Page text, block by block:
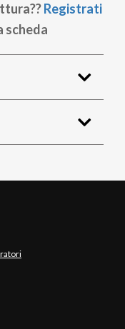
Registrati
scheda